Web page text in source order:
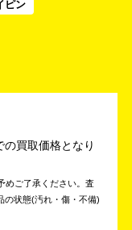
ピン
買取価格となり
ご了承ください。 査
の状態(汚れ・傷・不備)